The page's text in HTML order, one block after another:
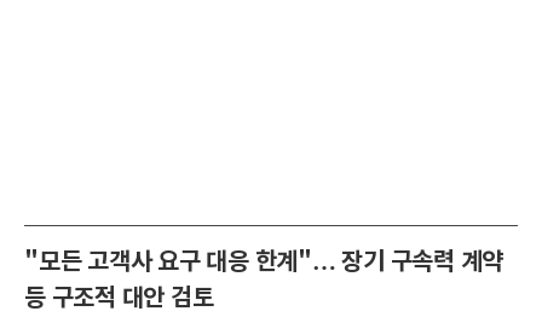
"모든 고객사 요구 대응 한계"… 장기 구속력 계약
등 구조적 대안 검토